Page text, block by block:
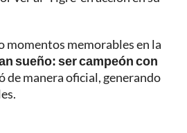
momentos memorables en la
sueño: ser campeón con
de manera oficial, generando